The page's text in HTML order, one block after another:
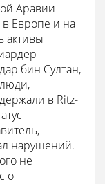
Аравии
Европе и на
активы
бин Султан,
в Ritz-
нарушений.
не
о